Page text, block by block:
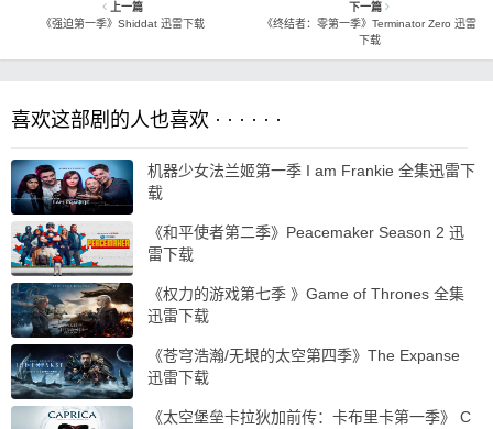
上一篇
《强迫第一季》Shiddat 迅雷下载
下一篇
《终结者：零第一季》Terminator Zero 迅雷
下载
喜欢这部剧的人也喜欢 · · · · · ·
机器少女法兰姬第一季 I am Frankie 全集迅雷下
载
《和平使者第二季》Peacemaker Season 2 迅
雷下载
《权力的游戏第七季 》Game of Thrones 全集
迅雷下载
《苍穹浩瀚/无垠的太空第四季》The Expanse
迅雷下载
《太空堡垒卡拉狄加前传：卡布里卡第一季》 C